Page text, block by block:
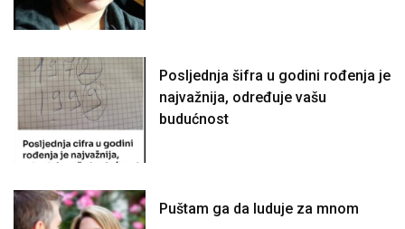
Posljednja šifra u godini rođenja je
najvažnija, određuje vašu
budućnost
Puštam ga da luduje za mnom